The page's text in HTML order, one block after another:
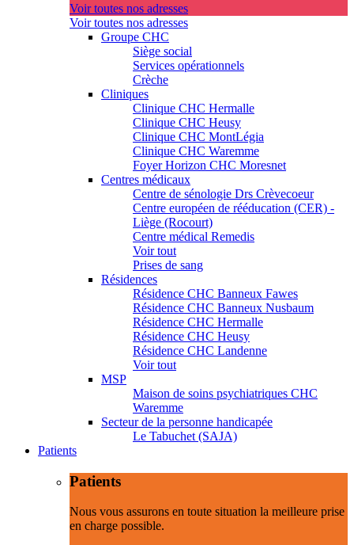
Voir toutes nos adresses
Voir toutes nos adresses
Groupe CHC
Siège social
Services opérationnels
Crèche
Cliniques
Clinique CHC Hermalle
Clinique CHC Heusy
Clinique CHC MontLégia
Clinique CHC Waremme
Foyer Horizon CHC Moresnet
Centres médicaux
Centre de sénologie Drs Crèvecoeur
Centre européen de rééducation (CER) -
Liège (Rocourt)
Centre médical Remedis
Voir tout
Prises de sang
Résidences
Résidence CHC Banneux Fawes
Résidence CHC Banneux Nusbaum
Résidence CHC Hermalle
Résidence CHC Heusy
Résidence CHC Landenne
Voir tout
MSP
Maison de soins psychiatriques CHC
Waremme
Secteur de la personne handicapée
Le Tabuchet (SAJA)
Patients
Patients
Nous vous assurons en toute situation la meilleure prise
en charge possible.